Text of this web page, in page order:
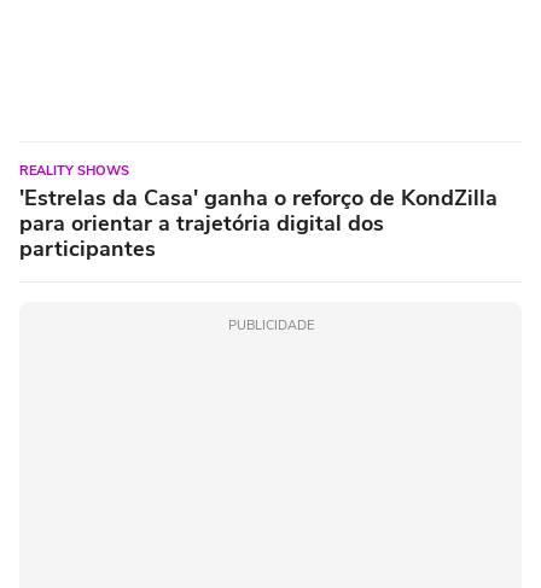
REALITY SHOWS
'Estrelas da Casa' ganha o reforço de KondZilla
para orientar a trajetória digital dos
participantes
PUBLICIDADE